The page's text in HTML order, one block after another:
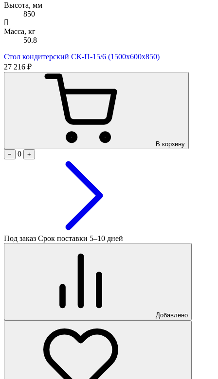
Высота, мм
850
Масса, кг
50.8
Стол кондитерский СК-П-15/6 (1500х600х850)
27 216 ₽
В корзину
−
0 +
Под заказ Срок поставки 5–10 дней
Добавлено